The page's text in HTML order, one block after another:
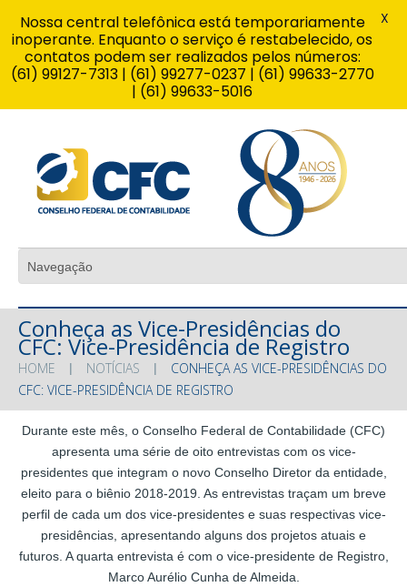
Conheça as Vice-Presidências do
CFC: Vice-Presidência de Registro
HOME NOTÍCIAS
CONHEÇA AS VICE-PRESIDÊNCIAS DO
CFC: VICE-PRESIDÊNCIA DE REGISTRO
Durante este mês, o Conselho Federal de Contabilidade (CFC)
apresenta uma série de oito entrevistas com os vice-
presidentes que integram o novo Conselho Diretor da entidade,
eleito para o biênio 2018-2019. As entrevistas traçam um breve
perfil de cada um dos vice-presidentes e suas respectivas vice-
presidências, apresentando alguns dos projetos atuais e
futuros. A quarta entrevista é com o vice-presidente de Registro,
Marco Aurélio Cunha de Almeida.
Nossa central telefônica está temporariamente
inoperante. Enquanto o serviço é restabelecido, os
contatos podem ser realizados pelos números:
(61) 99127-7313 | (61) 99277-0237 | (61) 99633-2770
| (61) 99633-5016
X